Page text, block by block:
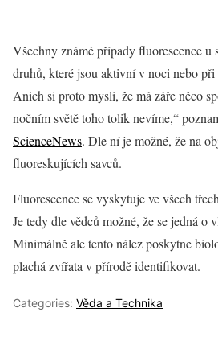
Všechny známé případy fluorescence u
druhů, které jsou aktivní v noci nebo při
Anich si proto myslí, že má záře něco
nočním světě toho tolik nevíme,“
ScienceNews. Dle ní je možné, že na
fluoreskujících savců.
Fluorescence se vyskytuje ve všech
Je tedy dle vědců možné, že se jedná o
Minimálně ale tento nález poskytne
plachá zvířata v přírodě identifikovat.
Categories: Věda a Technika